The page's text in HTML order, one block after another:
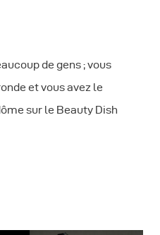
de gens ; vous
et vous avez le
sur le Beauty Dish